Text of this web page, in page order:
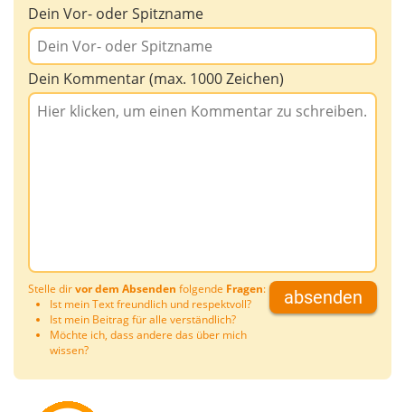
Dein Vor- oder Spitzname
Dein Kommentar (max. 1000 Zeichen)
Stelle dirvor dem Absenden folgende Fragen:
Ist mein Text freundlich und respektvoll?
Ist mein Beitrag für alle verständlich?
Möchte ich, dass andere das über mich
wissen?
absenden